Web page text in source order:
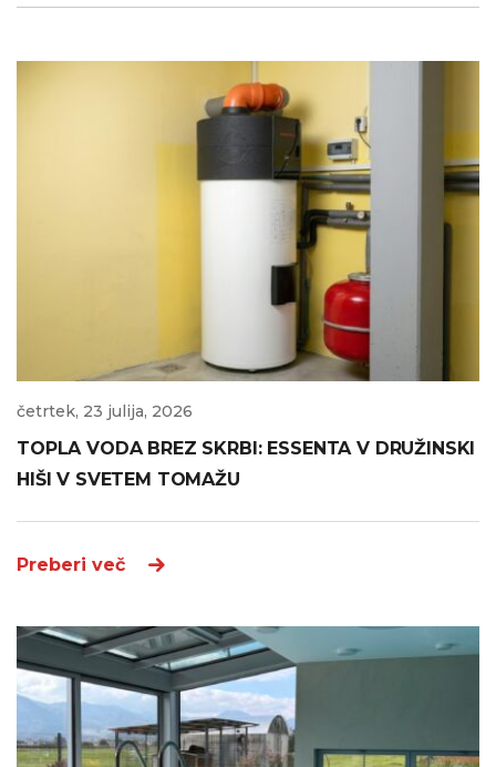
četrtek, 23 julija, 2026
TOPLA VODA BREZ SKRBI: ESSENTA V DRUŽINSKI
HIŠI V SVETEM TOMAŽU
Preberi več